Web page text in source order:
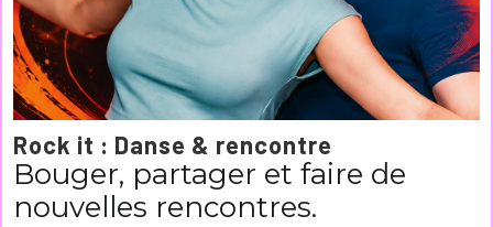
Rock it : Danse & rencontre
Bouger, partager et faire de
nouvelles rencontres.